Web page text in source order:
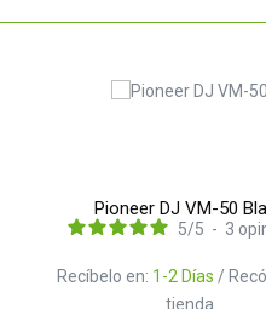
Pioneer DJ VM-50
Recíbelo en: 1-2 Días /
tienda
5/5 - 3